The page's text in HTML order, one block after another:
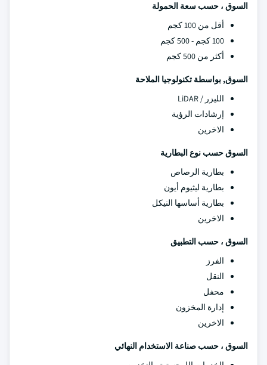
السوق ، حسب سعة الحمولة
أقل من 100 كجم
100 كجم - 500 كجم
أكثر من 500 كجم
السوق, بواسطة تكنولوجيا الملاحة
الليزر / LiDAR
إرشادات الرؤية
الاخرين
السوق حسب نوع البطارية
بطارية الرصاص
بطارية ليثيوم أيون
بطارية أساسها النيكل
الاخرين
السوق ، حسب التطبيق
الفرز
النقل
محفل
إدارة المخزون
الاخرين
السوق ، حسب صناعة الاستخدام النهائي